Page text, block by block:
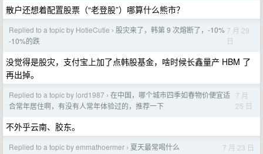
散户还想着配置股票（“老登股”）哪算什么熊市？
Replied to a topic by HotieCutie › 股灾来了，韩第 9 次熔断了，-10%
-10%的跌
7 月 29
日
没觉得是股灾，支付宝上加了点韩股基金，啥时候长鑫量产 HBM 了
再出掉。
Replied to a topic by lord1987 › 在中国，哪个城市四季如春物价便宜适
合常年居住啊，有没有人常年体验过的，推荐一下
7 月
25 日
不外乎云南、胶东。
Replied to a topic by emmathoermer › 夏天最常喝什么 7 月 23 日